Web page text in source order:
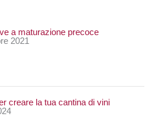
a maturazione precoce
2021
creare la tua cantina di vini